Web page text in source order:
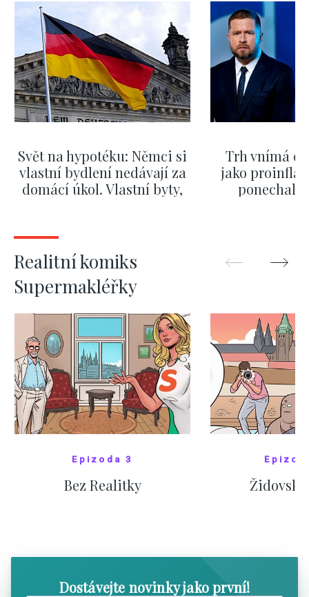
Svět na hypotéku: Němci si
vlastní bydlení nedávají za
domácí úkol. Vlastní byty,
Trh vnímá
jako
ponechali
Realitní komiks
Supermakléřky
Epizoda 3
Bez Realitky
Dostávejte novinky jako první!